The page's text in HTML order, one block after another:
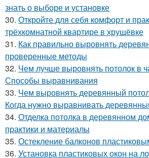
знать о выборе и установке
30. Откройте для себя комфорт и
трёхкомнатной квартире в хрущёвке
31. Как правильно выровнять
проверенные методы
32. Чем лучше выровнять потолок в
Способы выравнивания
33. Чем выровнять деревянный
Когда нужно выравнивать
34. Отделка потолка в деревянном
практики и материалы
35. Остекление балконов
36. Установка пластиковых окон на